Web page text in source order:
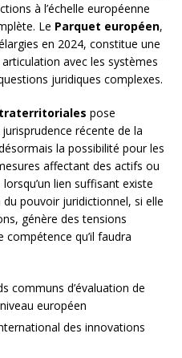
à l’échelle européenne
Le Parquet européen,
en 2024, constitue une
avec les systèmes
juridiques complexes.
pose
récente de la
la possibilité pour les
affectant des actifs ou
lien suffisant existe
pouvoir juridictionnel, si elle
génère des tensions
qu’il faudra
communs d’évaluation de
européen
des innovations